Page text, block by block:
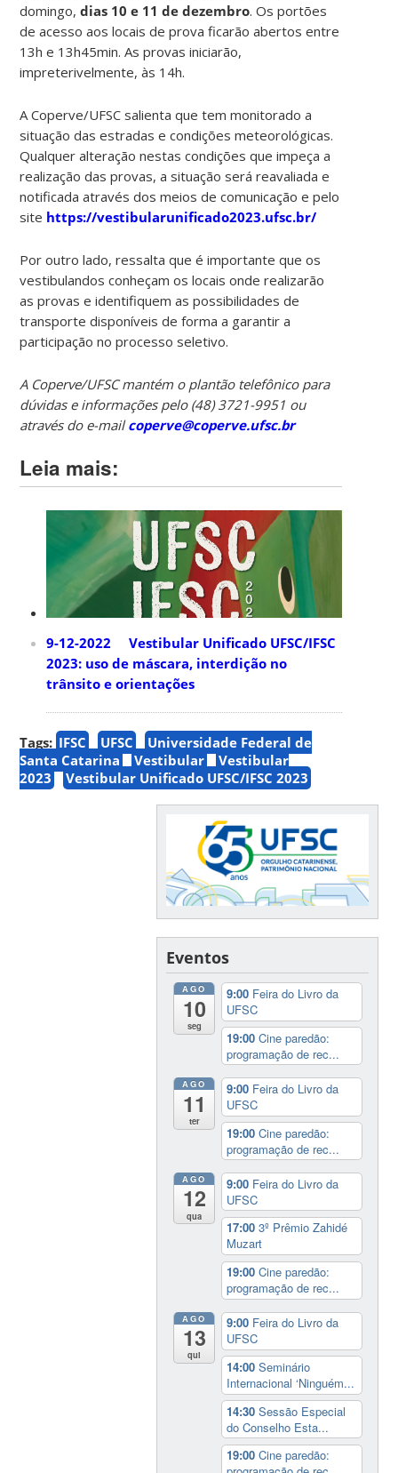
domingo, dias 10 e 11 de dezembro. Os portões
de acesso aos locais de prova ficarão abertos entre
13h e 13h45min. As provas iniciarão,
impreterivelmente, às 14h.
A Coperve/UFSC salienta que tem monitorado a
situação das estradas e condições meteorológicas.
Qualquer alteração nestas condições que impeça a
realização das provas, a situação será reavaliada e
notificada através dos meios de comunicação e pelo
site https://vestibularunificado2023.ufsc.br/
Por outro lado, ressalta que é importante que os
vestibulandos conheçam os locais onde realizarão
as provas e identifiquem as possibilidades de
transporte disponíveis de forma a garantir a
participação no processo seletivo.
A Coperve/UFSC mantém o plantão telefônico para
dúvidas e informações pelo (48) 3721-9951 ou
através do e-mailcoperve@coperve.ufsc.br
Leia mais:
9-12-2022 Vestibular Unificado UFSC/IFSC
2023: uso de máscara, interdição no
trânsito e orientações
Tags: IFSC UFSC
Universidade Federal de
Santa Catarina
Vestibular
Vestibular
2023
Vestibular Unificado UFSC/IFSC 2023
Eventos
AGO
10
seg
9:00 Feira do Livro da
UFSC
19:00Cine paredão:
programação de rec...
AGO
11
ter
9:00 Feira do Livro da
UFSC
19:00Cine paredão:
programação de rec...
AGO
12
qua
9:00 Feira do Livro da
UFSC
17:003º Prêmio Zahidé
Muzart
19:00Cine paredão:
programação de rec...
AGO
13
qui
9:00 Feira do Livro da
UFSC
14:00Seminário
Internacional ‘Ninguém...
14:30Sessão Especial
do Conselho Esta...
19:00Cine paredão: